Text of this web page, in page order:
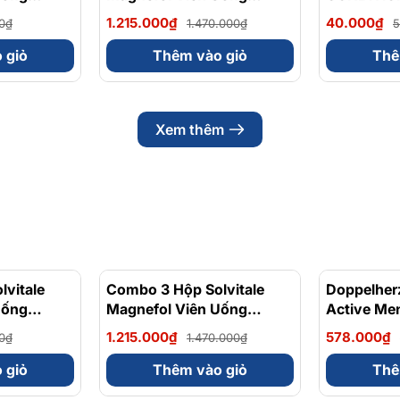
+
30
giỏ
Magnesium Bisglycinate +
Vitamin nhóm B (Hộp 30
Viên)
1.215.000₫ 1.470.000₫
Thêm vào giỏ
FAMILY
40.000₫
Xem thêm
- 17%
+
30
giỏ
- 17%
Combo 3 Hộp Solvitale
Magnefol Viên Uống
Magnesium Bisglycinate +
Vitamin nhóm B (Hộp 30
Viên)
1.215.000₫ 1.470.000₫
Thêm vào giỏ
Active
Tăng
Sinh Lý
578.000₫